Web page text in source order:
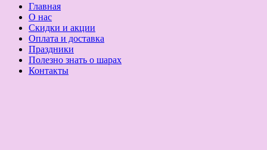
Главная
О нас
Скидки и акции
Оплата и доставка
Праздники
Полезно знать о шарах
Контакты